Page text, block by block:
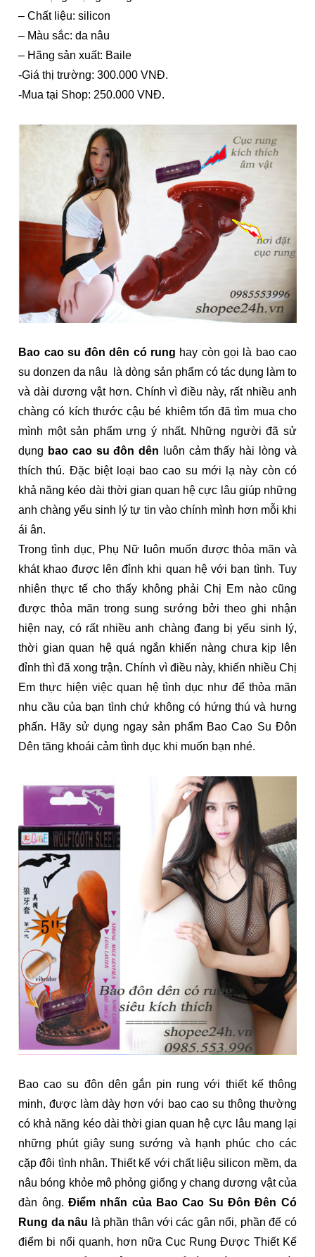
– Chất liệu: silicon
– Màu sắc: da nâu
– Hãng sản xuất: Baile
-Giá thị trường: 300.000 VNĐ.
-Mua tại Shop: 250.000 VNĐ.
Bao cao su đôn dên có rung hay còn gọi là bao cao
su donzen da nâu là dòng sản phẩm có tác dụng làm to
và dài dương vật hơn. Chính vì điều này, rất nhiều anh
chàng có kích thước cậu bé khiêm tốn đã tìm mua cho
mình một sản phẩm ưng ý nhất. Những người đã sử
dụng bao cao su đôn dên
luôn cảm thấy hài lòng và
thích thú. Đặc biệt loại bao cao su mới lạ này còn có
khả năng kéo dài thời gian quan hệ cực lâu giúp những
anh chàng yếu sinh lý tự tin vào chính mình hơn mỗi khi
ái ân.
Trong tình dục, Phụ Nữ luôn muốn được thỏa mãn và
khát khao được lên đỉnh khi quan hệ với bạn tình. Tuy
nhiên thực tế cho thấy không phải Chị Em nào cũng
được thỏa mãn trong sung sướng bởi theo ghi nhận
hiện nay, có rất nhiều anh chàng đang bị yếu sinh lý,
thời gian quan hệ quá ngắn khiến nàng chưa kịp lên
đỉnh thì đã xong trận. Chính vì điều này, khiến nhiều Chị
Em thực hiện việc quan hệ tình dục như để thỏa mãn
nhu cầu của bạn tình chứ không có hứng thú và hưng
phấn. Hãy sử dụng ngay sản phẩm Bao Cao Su Đôn
Dên tăng khoái cảm tình dục khi muốn bạn nhé.
Bao cao su đôn dên gắn pin rung với thiết kế thông
minh, được làm dày hơn với bao cao su thông thường
có khả năng kéo dài thời gian quan hệ cực lâu mang lại
những phút giây sung sướng và hạnh phúc cho các
cặp đôi tình nhân. Thiết kế với chất liệu silicon mềm, da
nâu bóng khỏe mô phỏng giống y chang dương vật của
đàn ông. Điểm nhấn của Bao Cao Su Đôn Đên Có
Rung da nâu là phần thân với các gân nổi, phần đế có
điểm bi nổi quanh, hơn nữa Cục Rung Được Thiết Kế